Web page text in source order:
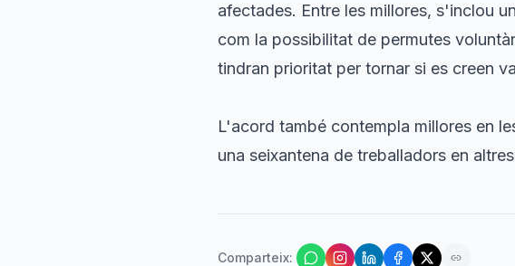
afectades. Entre les millores, s'inclou
com la possibilitat de permutes
tindran prioritat per tornar si es creen
L'acord també contempla millores en
una seixantena de treballadors en
Comparteix: